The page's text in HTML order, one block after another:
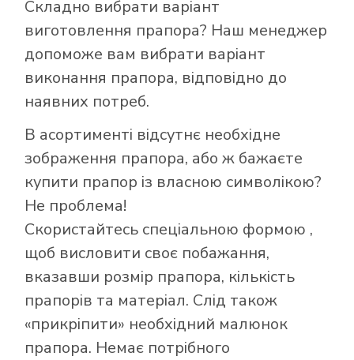
Складно вибрати варіант
виготовлення прапора? Наш менеджер
допоможе вам вибрати варіант
виконання прапора, відповідно до
наявних потреб.
В асортименті відсутнє необхідне
зображення прапора, або ж бажаєте
купити прапор із власною символікою?
Не проблема!
Скористайтесь спеціальною формою ,
щоб висловити своє побажання,
вказавши розмір прапора, кількість
прапорів та матеріал. Слід також
«прикріпити» необхідний малюнок
прапора. Немає потрібного